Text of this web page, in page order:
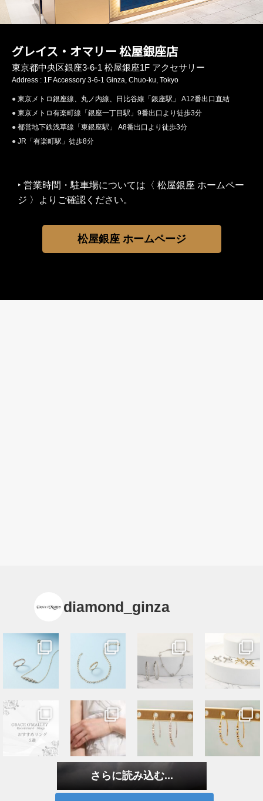
グレイス・オマリー 松屋銀座店
東京都中央区銀座3-6-1 松屋銀座1F アクセサリー
Address : 1F Accessory 3-6-1 Ginza, Chuo-ku, Tokyo
東京メトロ銀座線、丸ノ内線、日比谷線「銀座駅」 A12番出口直結
東京メトロ有楽町線「銀座一丁目駅」9番出口より徒歩3分
都営地下鉄浅草線「東銀座駅」 A8番出口より徒歩3分
JR「有楽町駅」徒歩8分
営業時間・駐車場については〈 松屋銀座 ホームペー
ジ 〉よりご確認ください。
松屋銀座 ホームページ
diamond_ginza
さらに読み込む...